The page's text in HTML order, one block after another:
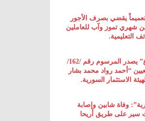
يقضي بصرف الأجور
شهري تموز وآب للعاملين
التعليمية.
الرئيس “أحمد الشرع” يصدر المرسوم رقم /162/
بتعيين “أحمد رواد محمد بشار
‌الاستثمار السورية.
وفاة شابين وإصابة
سير على طريق أريحا